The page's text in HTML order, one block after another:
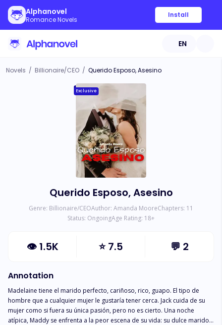
Alphanovel
Romance Novels
Install
EN
Novels / Billionaire/CEO / Querido Esposo, Asesino
Exclusive
Querido Esposo, Asesino
Genre: Billionaire/CEOAuthor: Amanda MooreChapters: 11
Status: OngoingAge Rating: 18+
👁 1.5K ⭐7.5 💬 2
Annotation
Madelaine tiene el marido perfecto, cariñoso, rico, guapo. El tipo de
hombre que a cualquier mujer le gustaría tener cerca. Jack cuida de su
mujer como si fuera su única pasión, pero no es cierto. Una noche
atípica, Maddy se enfrenta a la peor escena de su vida: su dulce marido